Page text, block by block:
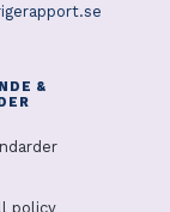
&
policy